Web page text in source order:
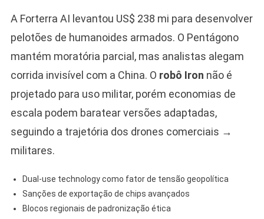
A Forterra AI levantou US$ 238 mi para desenvolver
pelotões de humanoides armados. O Pentágono
mantém moratória parcial, mas analistas alegam
corrida invisível com a China. O robô Iron não é
projetado para uso militar, porém economias de
escala podem baratear versões adaptadas,
seguindo a trajetória dos drones comerciais →
militares.
Dual-use technology como fator de tensão geopolítica
Sanções de exportação de chips avançados
Blocos regionais de padronização ética